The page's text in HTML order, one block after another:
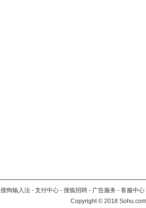
搜狗输入法 - 支付中心 - 搜狐招聘 - 广告服务 - 客服中心
Copyright©2018